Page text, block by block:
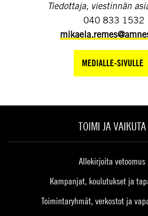
Tiedottaja, viestinnän
040 833 1532
MEDIALLE-SIVULLE
TOIMI JA VAIKUTA
Allekirjoita vetoomus
Kampanjat, koulutukset ja
Toimintaryhmät, verkostot ja